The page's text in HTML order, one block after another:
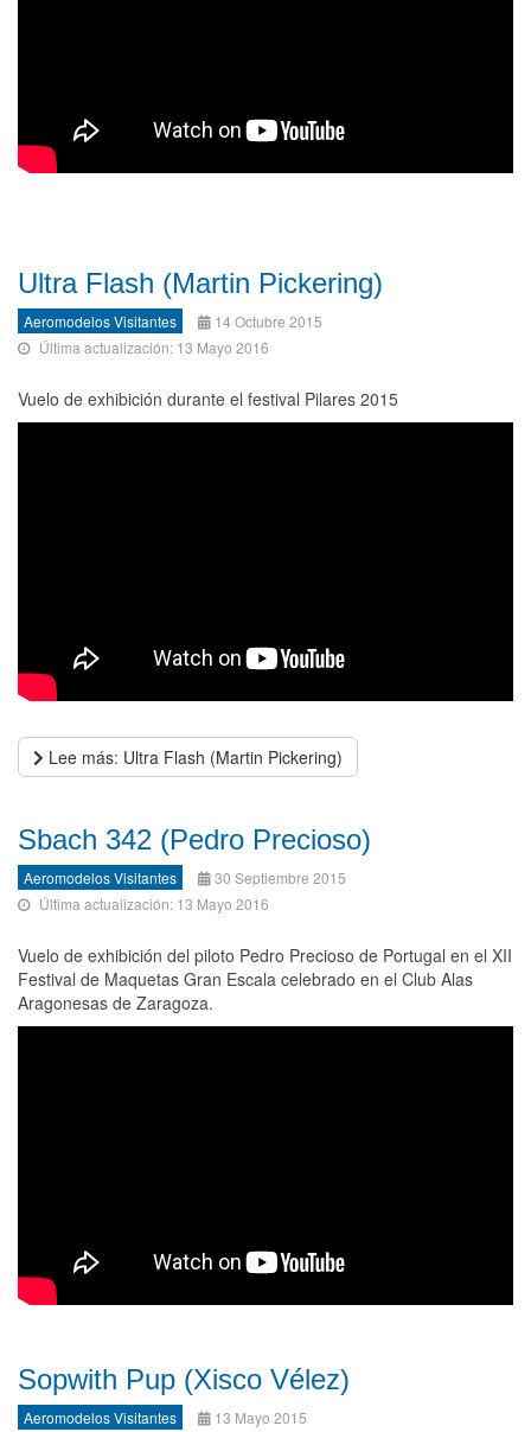
Ultra Flash (Martin Pickering)
Aeromodelos Visitantes
14 Octubre 2015
Última actualización: 13 Mayo 2016
Vuelo de exhibición durante el festival Pilares 2015
Lee más: Ultra Flash (Martin Pickering)
Sbach 342 (Pedro Precioso)
Aeromodelos Visitantes
30 Septiembre 2015
Última actualización: 13 Mayo 2016
Vuelo de exhibición del piloto Pedro Precioso de Portugal en el XII
Festival de Maquetas Gran Escala celebrado en el Club Alas
Aragonesas de Zaragoza.
Sopwith Pup (Xisco Vélez)
Aeromodelos Visitantes
13 Mayo 2015